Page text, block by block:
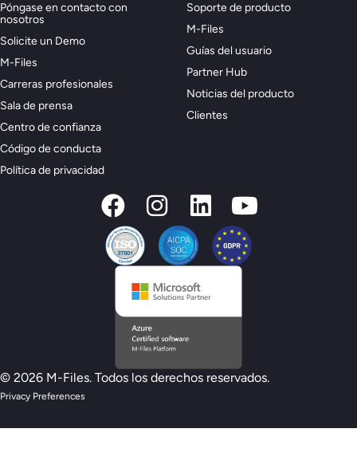
Póngase en contacto con
nosotros
Solicite un Demo
M-Files
Carreras profesionales
Sala de prensa
Centro de confianza
Código de conducta
Política de privacidad
Soporte de producto
M-Files
Guías del usuario
Partner Hub
Noticias del producto
Clientes
© 2026 M-Files. Todos los derechos reservados.
Privacy Preferences
Nuevo modelo de preparación M-Files :